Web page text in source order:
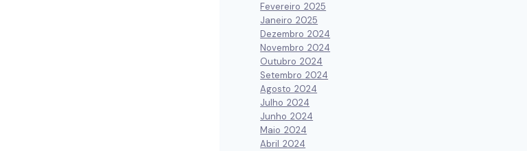
Fevereiro 2025
Janeiro 2025
Dezembro 2024
Novembro 2024
Outubro 2024
Setembro 2024
Agosto 2024
Julho 2024
Junho 2024
Maio 2024
Abril 2024